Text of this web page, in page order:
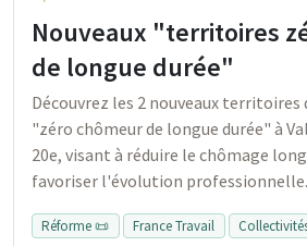
Nouveaux "territoires
de longue durée"
Découvrez les 2 nouveaux
"zéro chômeur de longue durée" à
20e, visant à réduire le chômage
favoriser l'évolution professionnelle.
Réforme 📜 France Travail